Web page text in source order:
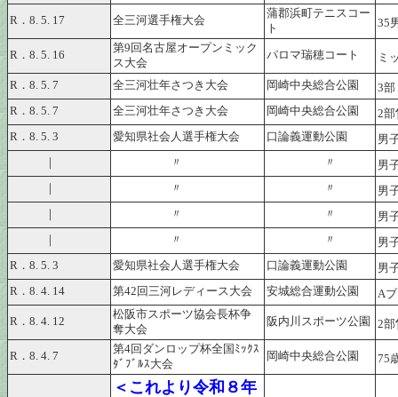
R．8. 5. 17 全三河選手権大会
蒲郡浜町テニスコー
ト
35
R．8. 5. 16
第9回名古屋オープンミック
ス大会
パロマ瑞穂コート ミ
R．8. 5. 7 全三河壮年さつき大会 岡崎中央総合公園 3部
R．8. 5. 7 全三河壮年さつき大会 岡崎中央総合公園 2部
R．8. 5. 3 愛知県社会人選手権大会 口論義運動公園
男
〃 〃
男
〃 〃
男
〃 〃
男
〃 〃
男
R．8. 5. 3
愛知県社会人選手権大会 口論義運動公園
男
R．8. 4. 14
第42回三河レディース大会 安城総合運動公園 A
R．8. 4. 12
松阪市スポーツ協会長杯争
奪大会
阪内川スポーツ公園 2部
R．8. 4. 7
第4回ダンロップ杯全国ﾐｯｸｽ
ﾀﾞﾌﾞﾙｽ大会
岡崎中央総合公園 75
＜これより令和８年